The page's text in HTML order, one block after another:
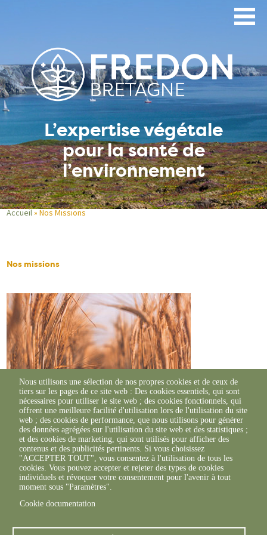
L’expertise végétale
pour la santé de
l’environnement
d'Ariane
Accueil Nos Missions
Nos missions
Nous utilisons une sélection de nos propres cookies et de ceux de
tiers sur les pages de ce site web : Des cookies essentiels, qui sont
nécessaires pour utiliser le site web ; des cookies fonctionnels, qui
offrent une meilleure facilité d'utilisation lors de l'utilisation du site
web ; des cookies de performance, que nous utilisons pour générer
des données agrégées sur l'utilisation du site web et des statistiques ;
et des cookies de marketing, qui sont utilisés pour afficher des
contenus et des publicités pertinents. Si vous choisissez
"ACCEPTER TOUT", vous consentez à l'utilisation de tous les
cookies. Vous pouvez accepter et rejeter des types de cookies
individuels et révoquer votre consentement pour l'avenir à tout
moment sous "Paramètres".
Cookie documentation